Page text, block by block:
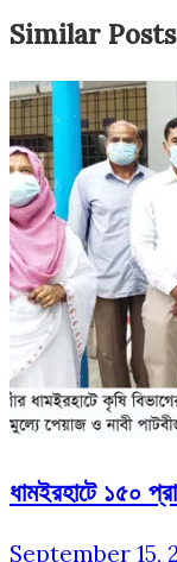
Similar Posts
ধামইরহাটে ১৫০
September 15,